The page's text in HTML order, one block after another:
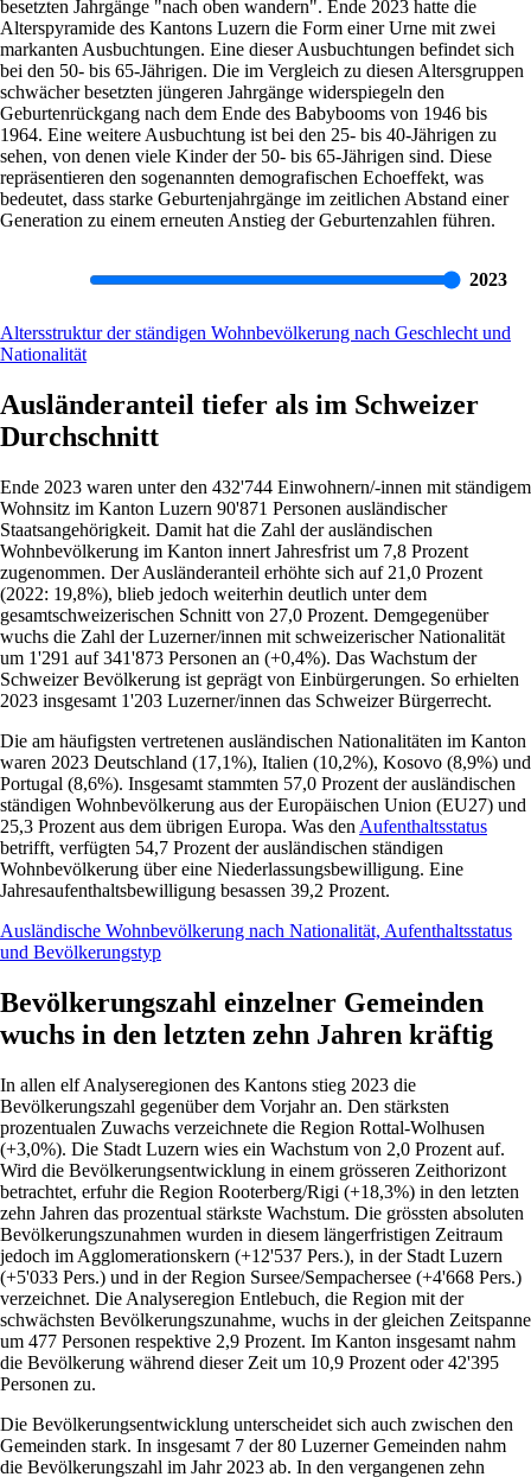
besetzten Jahrgänge "nach oben wandern". Ende 2023 hatte die
Alterspyramide des Kantons Luzern die Form einer Urne mit zwei
markanten Ausbuchtungen. Eine dieser Ausbuchtungen befindet sich
bei den 50- bis 65-Jährigen. Die im Vergleich zu diesen Altersgruppen
schwächer besetzten jüngeren Jahrgänge widerspiegeln den
Geburtenrückgang nach dem Ende des Babybooms von 1946 bis
1964. Eine weitere Ausbuchtung ist bei den 25- bis 40-Jährigen zu
sehen, von denen viele Kinder der 50- bis 65-Jährigen sind. Diese
repräsentieren den sogenannten demografischen Echoeffekt, was
bedeutet, dass starke Geburtenjahrgänge im zeitlichen Abstand einer
Generation zu einem erneuten Anstieg der Geburtenzahlen führen.
2023
Altersstruktur der ständigen Wohnbevölkerung nach Geschlecht und
Nationalität
Ausländeranteil tiefer als im Schweizer
Durchschnitt
Ende 2023 waren unter den 432'744 Einwohnern/-innen mit ständigem
Wohnsitz im Kanton Luzern 90'871 Personen ausländischer
Staatsangehörigkeit. Damit hat die Zahl der ausländischen
Wohnbevölkerung im Kanton innert Jahresfrist um 7,8 Prozent
zugenommen. Der Ausländeranteil erhöhte sich auf 21,0 Prozent
(2022: 19,8%), blieb jedoch weiterhin deutlich unter dem
gesamtschweizerischen Schnitt von 27,0 Prozent. Demgegenüber
wuchs die Zahl der Luzerner/innen mit schweizerischer Nationalität
um 1'291 auf 341'873 Personen an (+0,4%). Das Wachstum der
Schweizer Bevölkerung ist geprägt von Einbürgerungen. So erhielten
2023 insgesamt 1'203 Luzerner/innen das Schweizer Bürgerrecht.
Die am häufigsten vertretenen ausländischen Nationalitäten im Kanton
waren 2023 Deutschland (17,1%), Italien (10,2%), Kosovo (8,9%) und
Portugal (8,6%). Insgesamt stammten 57,0 Prozent der ausländischen
ständigen Wohnbevölkerung aus der Europäischen Union (EU27) und
25,3 Prozent aus dem übrigen Europa. Was den Aufenthaltsstatus
betrifft, verfügten 54,7 Prozent der ausländischen ständigen
Wohnbevölkerung über eine Niederlassungsbewilligung. Eine
Jahresaufenthaltsbewilligung besassen 39,2 Prozent.
Ausländische Wohnbevölkerung nach Nationalität, Aufenthaltsstatus
und Bevölkerungstyp
Bevölkerungszahl einzelner Gemeinden
wuchs in den letzten zehn Jahren kräftig
In allen elf Analyseregionen des Kantons stieg 2023 die
Bevölkerungszahl gegenüber dem Vorjahr an. Den stärksten
prozentualen Zuwachs verzeichnete die Region Rottal-Wolhusen
(+3,0%). Die Stadt Luzern wies ein Wachstum von 2,0 Prozent auf.
Wird die Bevölkerungsentwicklung in einem grösseren Zeithorizont
betrachtet, erfuhr die Region Rooterberg/Rigi (+18,3%) in den letzten
zehn Jahren das prozentual stärkste Wachstum. Die grössten absoluten
Bevölkerungszunahmen wurden in diesem längerfristigen Zeitraum
jedoch im Agglomerationskern (+12'537 Pers.), in der Stadt Luzern
(+5'033 Pers.) und in der Region Sursee/Sempachersee (+4'668 Pers.)
verzeichnet. Die Analyseregion Entlebuch, die Region mit der
schwächsten Bevölkerungszunahme, wuchs in der gleichen Zeitspanne
um 477 Personen respektive 2,9 Prozent. Im Kanton insgesamt nahm
die Bevölkerung während dieser Zeit um 10,9 Prozent oder 42'395
Personen zu.
Die Bevölkerungsentwicklung unterscheidet sich auch zwischen den
Gemeinden stark. In insgesamt 7 der 80 Luzerner Gemeinden nahm
die Bevölkerungszahl im Jahr 2023 ab. In den vergangenen zehn